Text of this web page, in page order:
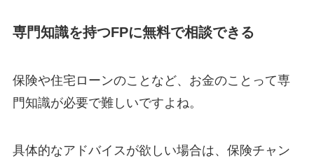
専門知識を持つFPに無料で相談できる
保険や住宅ローンのことなど、お金のことって専
門知識が必要で難しいですよね。
具体的なアドバイスが欲しい場合は、保険チャン